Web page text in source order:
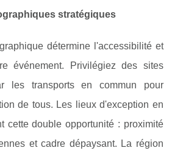
stratégiques
détermine l'accessibilité et
événement. Privilégiez des sites
les transports en commun pour
de tous. Les lieux d'exception en
cette double opportunité : proximité
et cadre dépaysant. La région